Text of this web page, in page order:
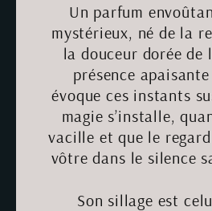
Un parfum
mystérieux, né de la
la douceur dorée de
présence
évoque ces instants
magie s’installe,
vacille et que le
vôtre dans le silence
Son sillage est